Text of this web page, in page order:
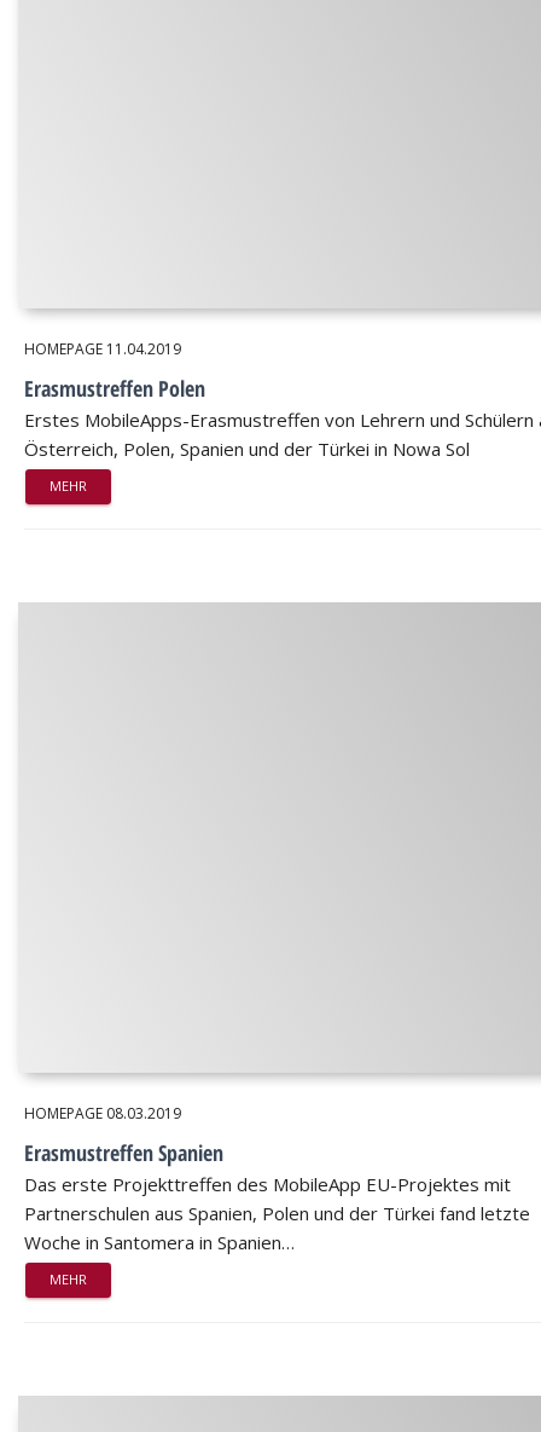
HOMEPAGE 11.04.2019
Erasmustreffen Polen
Erstes MobileApps-Erasmustreffen von Lehrern und Schülern
Österreich, Polen, Spanien und der Türkei in Nowa Sol
MEHR
HOMEPAGE 08.03.2019
Erasmustreffen Spanien
Das erste Projekttreffen des MobileApp EU-Projektes mit
Partnerschulen aus Spanien, Polen und der Türkei fand letzte
Woche in Santomera in Spanien…
MEHR